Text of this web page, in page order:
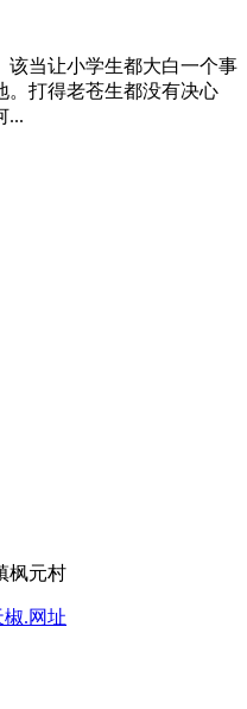
该当让小学生都大白一个事
。打得老苍生都没有决心
...
枫元村
椒.网址